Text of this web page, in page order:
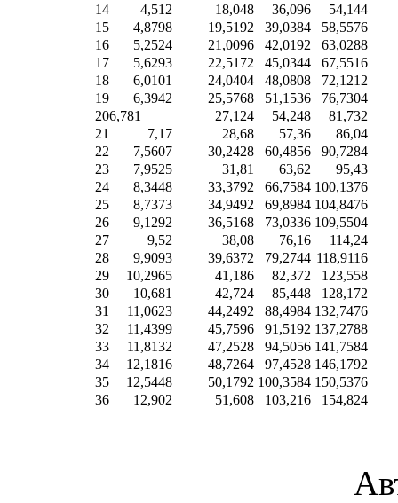
14
4,512 18,048 36,096
54,144
15
4,8798 19,5192 39,0384
58,5576
16
5,2524 21,0096 42,0192
63,0288
17
5,6293 22,5172 45,0344
67,5516
18
6,0101 24,0404 48,0808
72,1212
19
6,3942 25,5768 51,1536
76,7304
206,781 27,124 54,248
81,732
21
7,17 28,68 57,36
86,04
22
7,5607 30,2428 60,4856
90,7284
23
7,9525 31,81 63,62
95,43
24
8,3448 33,3792 66,7584 100,1376
25
8,7373 34,9492 69,8984 104,8476
26
9,1292 36,5168 73,0336 109,5504
27
9,52 38,08 76,16
114,24
28
9,9093 39,6372 79,2744 118,9116
29
10,2965 41,186 82,372
123,558
30
10,681 42,724 85,448
128,172
31
11,0623 44,2492 88,4984 132,7476
32
11,4399 45,7596 91,5192 137,2788
33
11,8132 47,2528 94,5056 141,7584
34
12,1816 48,7264 97,4528 146,1792
35
12,5448 50,1792 100,3584 150,5376
36
12,902 51,608 103,216 154,824